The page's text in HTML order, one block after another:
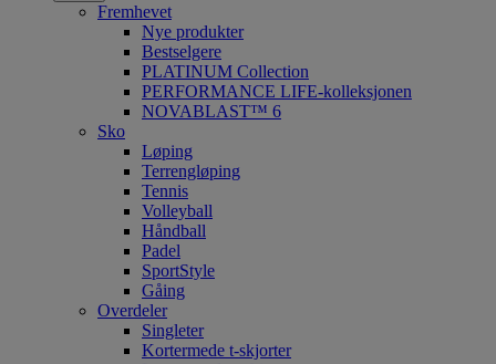
Fremhevet
Nye produkter
Bestselgere
PLATINUM Collection
PERFORMANCE LIFE-kolleksjonen
NOVABLAST™ 6
Sko
Løping
Terrengløping
Tennis
Volleyball
Håndball
Padel
SportStyle
Gåing
Overdeler
Singleter
Kortermede t-skjorter